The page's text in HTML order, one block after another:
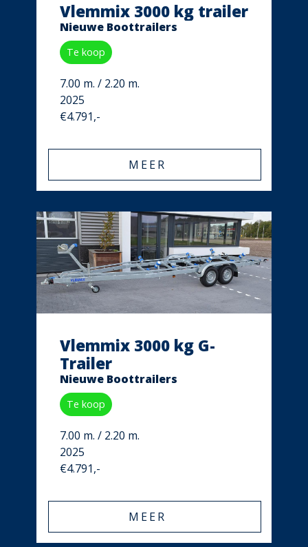
Vlemmix 3000 kg trailer
Nieuwe Boottrailers
Te koop
7.00 m. / 2.20 m.
2025
€4.791,-
MEER
Vlemmix 3000 kg G-
Trailer
Nieuwe Boottrailers
Te koop
7.00 m. / 2.20 m.
2025
€4.791,-
MEER